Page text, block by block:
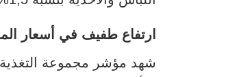
ارتفاع طفيف في أسعار